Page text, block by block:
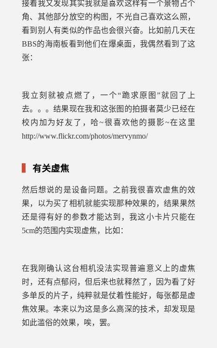
接着我又发现其实我就是喜欢这样有一个景物占个
角、其他部分放空的构图，不光自己喜欢这么照，
看到别人有类似的作品也会很兴奋。比如前几天在
BBS的海南板看到他们在爆桌面，我偶然看到了这
张：
我立刻就被点燃了，一个“跪求原图”就回了上
去。。。结果现在我和这张图的拍摄者莫少已经在
校内加为好友了，哈~很喜欢他的摄影~在这里
http://www.flickr.com/photos/mervynmo/
有关虚焦
然后想说的是设备问题。之前我很喜欢虚焦的效
果，以为买了相机就能实现那种效果的，结果果然
还是得有好的参数才能达到，我这小卡片只能在
5cm的范围内实现虚焦，比如：
在我刚确认这台相机没法实现普遍意义上的虚焦
时，还有点郁闷，但后来也就释然了，因为看了好
多单反的片子，纯粹就是仗着性能好，每张都是虚
焦效果。本来以为这是多么高深的技术，却发现是
如此滥俗的效果，唉，罢。